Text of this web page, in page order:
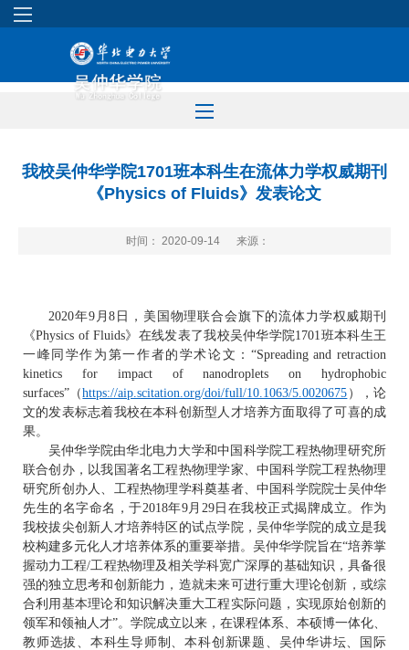
我校吴仲华学院1701班本科生在流体力学权威期刊
《Physics of Fluids》发表论文
时间： 2020-09-14 来源：
2020年9月8 日，美国物理联合会旗下的流体力学权威期刊
《Physics of Fluids》 在线发表了我校吴仲华学院1701班本科生王
一峰同学作为第一作者的学术论文： “Spreading and retraction
kinetics for impact of nanodroplets on hydrophobic
surfaces” （https://aip.scitation.org/doi/full/10.1063/5.0020675 ）
，论
文的发表标志着我校在本科创新型人才培养方面取得了可喜的成
果。
吴仲华学院由华北电力大学和中国科学院工程热物理研究所
联合创办，以我国著名工程热物理学家、中国科学院工程热物理
研究所创办人、工程热物理学科奠基者、中国科学院院士吴仲华
先生的名字命名 ，于2018年9月 29日在我校正式揭牌成立。 作为
我校拔尖创新人才培养特区的试点学院，吴仲华学院的成立是我
校构建多元化人才培养体系的重要举措。 吴仲华学院旨在“培养掌
握动力工程/工程热物理及相关学科宽广深厚的基础知识，具备很
强的独立思考和创新能力，造就未来可进行重大理论创新，或综
合利用基本理论和知识解决重大工程实际问题，实现原始创新的
领军和领袖人才”。 学院成立 以来，在课程体系、本硕博一体化、
教师选拔、本科生导师制、本科创新课题、吴仲华讲坛、国际